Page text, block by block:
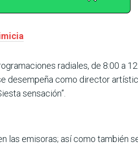
radiales, de 8:00 a
desempeña como director
sensación”.
las emisoras; así como también